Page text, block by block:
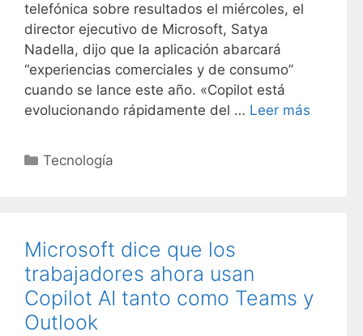
telefónica sobre resultados el miércoles, el
director ejecutivo de Microsoft, Satya
Nadella, dijo que la aplicación abarcará
“experiencias comerciales y de consumo”
cuando se lance este año. «Copilot está
evolucionando rápidamente del … Leer más
C
g
o
r
í
a
Tecnología
Microsoft dice que los
trabajadores ahora usan
Copilot AI tanto como Teams y
Outlook